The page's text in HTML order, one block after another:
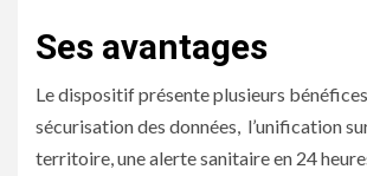
Ses avantages
Le dispositif présente plusieurs
sécurisation des données, l’unification
territoire, une alerte sanitaire en 24